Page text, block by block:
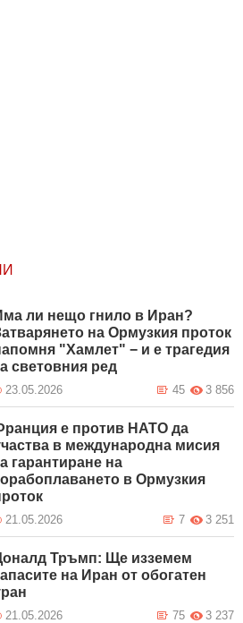
ли нещо гнило в Иран?
на Ормузкия проток
"Хамлет" − и е трагедия
световния ред
23.05.2026 3 856
45
е против НАТО да
в международна мисия
гарантиране на
в Ормузкия
21.05.2026 3 251
7
Тръмп: Ще изземем
на Иран от обогатен
21.05.2026 3 237
75